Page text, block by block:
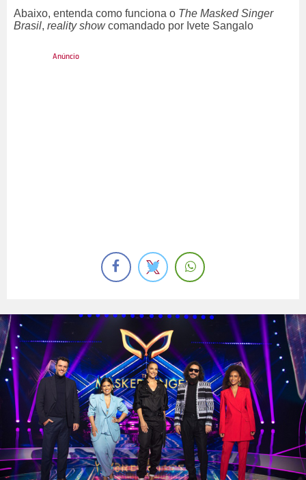
Abaixo, entenda como funciona o The Masked Singer
Brasil, reality showcomandado por Ivete Sangalo